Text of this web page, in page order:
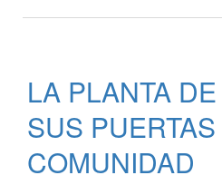
DE
RSU
LA PLANTA
SUS
COMUNIDAD